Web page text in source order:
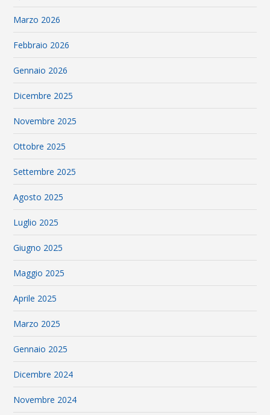
Marzo 2026
Febbraio 2026
Gennaio 2026
Dicembre 2025
Novembre 2025
Ottobre 2025
Settembre 2025
Agosto 2025
Luglio 2025
Giugno 2025
Maggio 2025
Aprile 2025
Marzo 2025
Gennaio 2025
Dicembre 2024
Novembre 2024